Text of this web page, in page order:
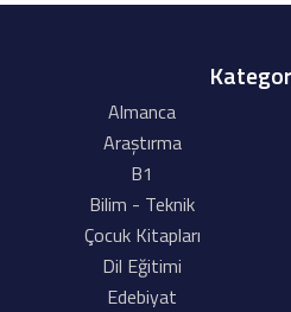
Almanca
Araştırma
B1
Bilim - Teknik
Çocuk Kitapları
Dil Eğitimi
Edebiyat